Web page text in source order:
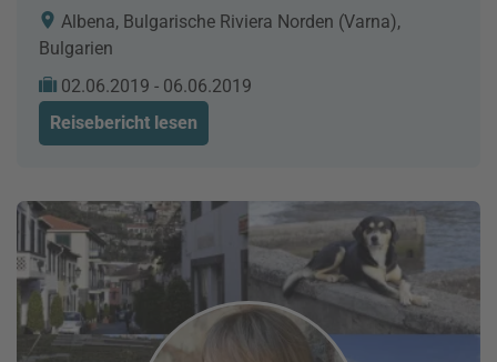
Albena, Bulgarische Riviera Norden (Varna),
Bulgarien
02.06.2019 - 06.06.2019
Reisebericht lesen